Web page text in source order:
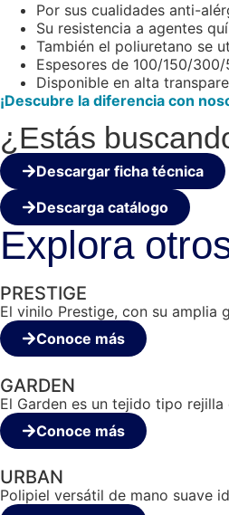
Por sus cualidades anti-
Su resistencia a agentes
También el poliuretano se
Espesores de 100/150/
Disponible en alta
¡Descubre la diferencia con
¿Estás
Descargar ficha técnica
Descarga catálogo
Explora
PRESTIGE
El vinilo Prestige, con su amplia
Conoce más
GARDEN
El Garden es un tejido tipo
Conoce más
URBAN
Polipiel versátil de mano suave